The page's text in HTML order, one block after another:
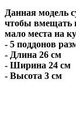
Данная модель
чтобы вмещать
мало места на
- 5 поддонов
- Длина 26 см
- Ширина 24 см
- Высота 3 см